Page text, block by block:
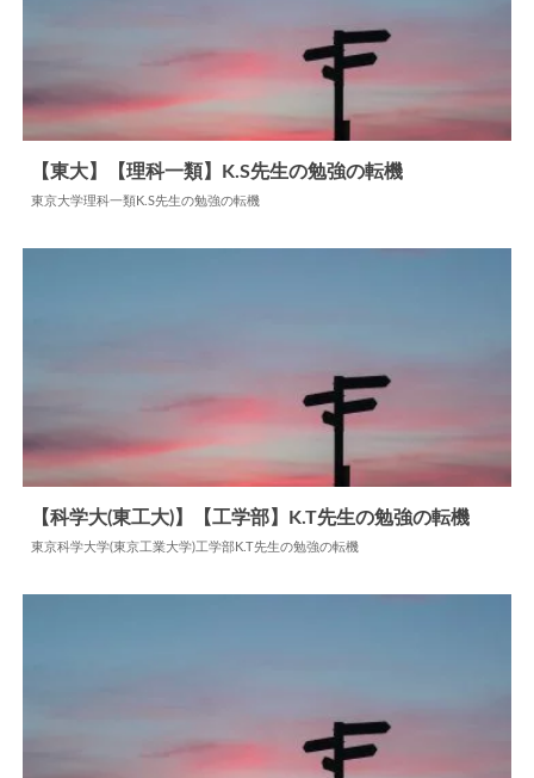
【東大】【理科一類】K.S先生の勉強の転機
東京大学理科一類K.S先生の勉強の転機
【科学大(東工大)】【工学部】K.T先生の勉強の転機
東京科学大学(東京工業大学)工学部K.T先生の勉強の転機